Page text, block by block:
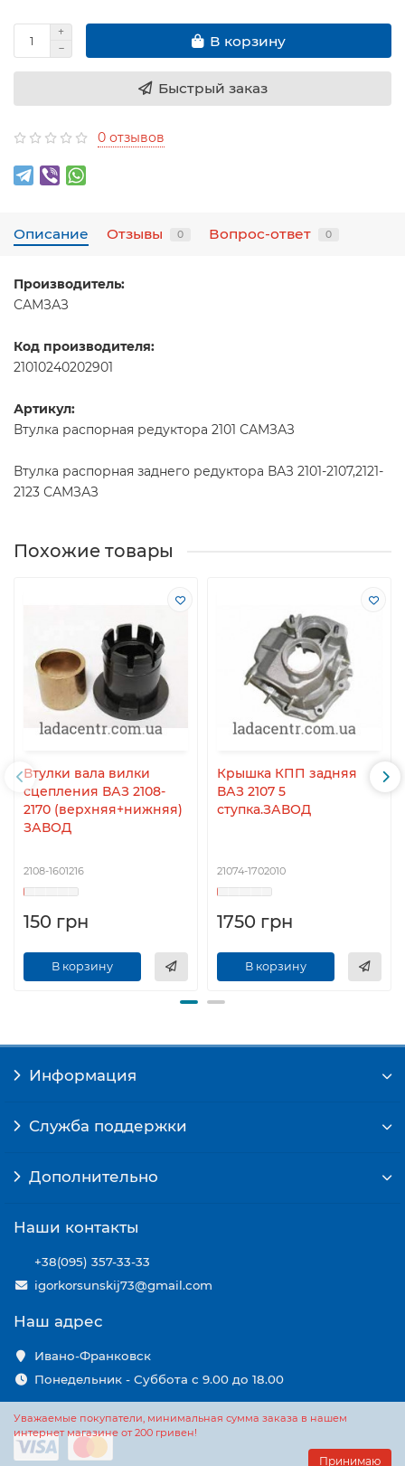
В корзину
Быстрый заказ
0 отзывов
Описание Отзывы 0 Вопрос-ответ 0
Производитель:
САМЗАЗ
Код производителя:
21010240202901
Артикул:
Втулка распорная редуктора 2101 САМЗАЗ
Втулка распорная заднего редуктора ВАЗ 2101-2107,2121-
2123 САМЗАЗ
Похожие товары
Втулки вала вилки
сцепления ВАЗ 2108-
2170 (верхняя+нижняя)
ЗАВОД
2108-1601216
150 грн
В корзину
Крышка КПП задняя
ВАЗ 2107 5
ступка.ЗАВОД
21074-1702010
1750 грн
В корзину
Уважаемые покупатели, минимальная сумма заказа в нашем
интернет магазине от 200 гривен!
Принимаю
Информация
Служба поддержки
Дополнительно
Наши контакты
+38(095) 357-33-33
igorkorsunskij73@gmail.com
Наш адрес
Ивано-Франковск
Понедельник - Суббота с 9.00 до 18.00